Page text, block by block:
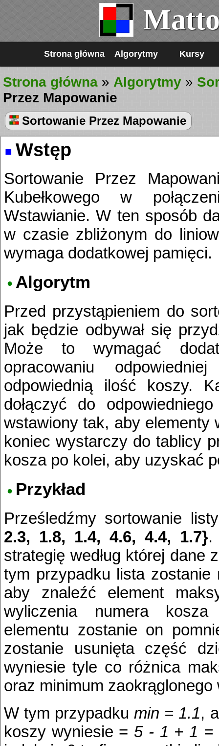
Strona główna Algorytmy Kursy
Strona główna » Algorytmy »
Przez Mapowanie
Sortowanie Przez Mapowanie
Wstęp
Sortowanie Przez
Kubełkowego w
Wstawianie. W ten sposób
w czasie zbliżonym do
wymaga dodatkowej pamięci.
Algorytm
Przed przystąpieniem do
jak będzie odbywał się
Może to wymagać
opracowaniu
odpowiednią ilość koszy.
dołączyć do
wstawiony tak, aby elementy
koniec wystarczy do tablicy
kosza po kolei, aby uzyskać
Przykład
Prześledźmy sortowanie
2.3, 1.8, 1.4, 4.6, 4.4, 1.7}.
strategię według której dane
tym przypadku lista zostanie
aby znaleźć element
wyliczenia numera kosza
elementu zostanie on
zostanie usunięta część
wyniesie tyle co różnica
oraz minimum zaokrąglonego
W tym przypadkumin = 1.1,
koszy wyniesie = 5 - 1 + 1 =